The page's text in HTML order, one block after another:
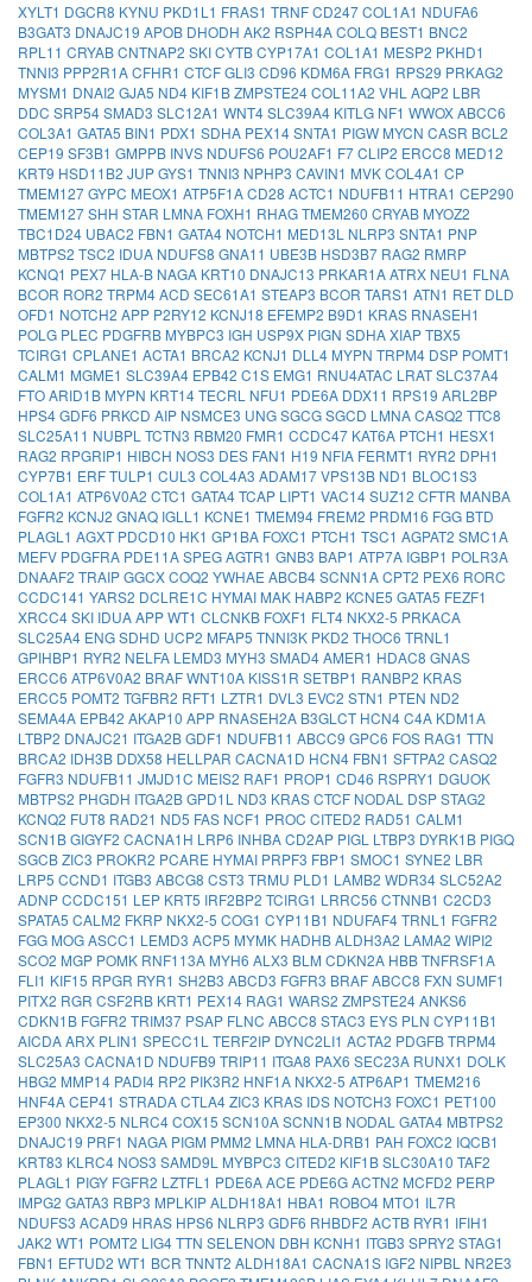
XYLT1 DGCR8 KYNU PKD1L1 FRAS1 TRNFCD247COL1A1 NDUFA6
B3GAT3 DNAJC19 APOB DHODH AK2 RSPH4ACOLQ BEST1 BNC2
RPL11 CRYABCNTNAP2 SKICYTBCYP17A1 COL1A1 MESP2 PKHD1
TNNI3 PPP2R1ACFHR1 CTCFGLI3 CD96 KDM6A FRG1 RPS29 PRKAG2
MYSM1 DNAI2 GJA5 ND4 KIF1BZMPSTE24COL11A2 VHL AQP2 LBR
DDC SRP54SMAD3 SLC12A1 WNT4SLC39A4 KITLG NF1 WWOXABCC6
COL3A1 GATA5 BIN1 PDX1 SDHA PEX14SNTA1 PIGW MYCN CASR BCL2
CEP19 SF3B1 GMPPB INVS NDUFS6 POU2AF1 F7CLIP2 ERCC8 MED12
KRT9 HSD11B2 JUPGYS1 TNNI3 NPHP3 CAVIN1 MVKCOL4A1 CP
TMEM127GYPC MEOX1 ATP5F1ACD28 ACTC1 NDUFB11 HTRA1 CEP290
TMEM127SHH STAR LMNA FOXH1 RHAGTMEM260 CRYAB MYOZ2
TBC1D24 UBAC2 FBN1 GATA4 NOTCH1 MED13L NLRP3 SNTA1 PNP
MBTPS2 TSC2 IDUA NDUFS8 GNA11 UBE3B HSD3B7 RAG2 RMRP
KCNQ1 PEX7 HLA-B NAGA KRT10 DNAJC13 PRKAR1AATRX NEU1 FLNA
BCOR ROR2 TRPM4ACD SEC61A1 STEAP3 BCOR TARS1 ATN1 RET DLD
OFD1 NOTCH2 APP P2RY12 KCNJ18 EFEMP2 B9D1 KRAS RNASEH1
POLG PLEC PDGFRB MYBPC3 IGH USP9X PIGN SDHAXIAPTBX5
TCIRG1 CPLANE1 ACTA1 BRCA2 KCNJ1 DLL4 MYPN TRPM4 DSP POMT1
CALM1 MGME1 SLC39A4 EPB42 C1S EMG1 RNU4ATAC LRATSLC37A4
FTOARID1B MYPN KRT14TECRL NFU1 PDE6A DDX11 RPS19 ARL2BP
HPS4GDF6 PRKCD AIP NSMCE3 UNGSGCGSGCD LMNACASQ2 TTC8
SLC25A11 NUBPL TCTN3 RBM20 FMR1 CCDC47 KAT6A PTCH1 HESX1
RAG2 RPGRIP1 HIBCH NOS3 DES FAN1 H19 NFIA FERMT1 RYR2 DPH1
CYP7B1 ERFTULP1 CUL3 COL4A3 ADAM17VPS13B ND1 BLOC1S3
COL1A1 ATP6V0A2 CTC1 GATA4TCAP LIPT1 VAC14SUZ12 CFTR MANBA
FGFR2 KCNJ2 GNAQ IGLL1 KCNE1 TMEM94 FREM2 PRDM16 FGG BTD
PLAGL1 AGXT PDCD10 HK1 GP1BA FOXC1 PTCH1 TSC1 AGPAT2 SMC1A
MEFV PDGFRA PDE11ASPEGAGTR1 GNB3 BAP1 ATP7A IGBP1 POLR3A
DNAAF2 TRAIPGGCXCOQ2 YWHAE ABCB4SCNN1ACPT2 PEX6 RORC
CCDC141 YARS2 DCLRE1C HYMAI MAK HABP2 KCNE5 GATA5 FEZF1
XRCC4SKI IDUAAPPWT1 CLCNKB FOXF1 FLT4 NKX2-5 PRKACA
SLC25A4 ENGSDHD UCP2 MFAP5 TNNI3K PKD2 THOC6 TRNL1
GPIHBP1 RYR2 NELFA LEMD3 MYH3 SMAD4AMER1 HDAC8 GNAS
ERCC6 ATP6V0A2 BRAFWNT10A KISS1R SETBP1 RANBP2 KRAS
ERCC5 POMT2 TGFBR2 RFT1 LZTR1 DVL3 EVC2 STN1 PTEN ND2
SEMA4A EPB42 AKAP10 APP RNASEH2A B3GLCT HCN4C4A KDM1A
LTBP2 DNAJC21 ITGA2BGDF1 NDUFB11 ABCC9 GPC6 FOS RAG1 TTN
BRCA2 IDH3B DDX58 HELLPAR CACNA1D HCN4 FBN1 SFTPA2 CASQ2
FGFR3 NDUFB11 JMJD1C MEIS2 RAF1 PROP1 CD46 RSPRY1 DGUOK
MBTPS2 PHGDH ITGA2BGPD1L ND3 KRASCTCF NODAL DSPSTAG2
KCNQ2 FUT8 RAD21 ND5 FAS NCF1 PROC CITED2 RAD51 CALM1
SCN1BGIGYF2 CACNA1H LRP6 INHBACD2AP PIGL LTBP3 DYRK1B PIGQ
SGCBZIC3 PROKR2 PCARE HYMAI PRPF3 FBP1 SMOC1 SYNE2 LBR
LRP5 CCND1 ITGB3 ABCG8 CST3 TRMU PLD1 LAMB2 WDR34SLC52A2
ADNPCCDC151 LEP KRT5 IRF2BP2 TCIRG1 LRRC56 CTNNB1 C2CD3
SPATA5 CALM2 FKRP NKX2-5 COG1 CYP11B1 NDUFAF4TRNL1 FGFR2
FGG MOGASCC1 LEMD3 ACP5 MYMK HADHBALDH3A2 LAMA2 WIPI2
SCO2 MGP POMK RNF113A MYH6 ALX3 BLM CDKN2A HBBTNFRSF1A
FLI1 KIF15 RPGR RYR1 SH2B3 ABCD3 FGFR3 BRAFABCC8 FXN SUMF1
PITX2 RGR CSF2RB KRT1 PEX14 RAG1 WARS2 ZMPSTE24ANKS6
CDKN1B FGFR2 TRIM37 PSAP FLNC ABCC8 STAC3 EYS PLN CYP11B1
AICDAARX PLIN1 SPECC1L TERF2IP DYNC2LI1 ACTA2 PDGFBTRPM4
SLC25A3 CACNA1D NDUFB9 TRIP11 ITGA8 PAX6 SEC23A RUNX1 DOLK
HBG2 MMP14 PADI4 RP2 PIK3R2 HNF1A NKX2-5 ATP6AP1 TMEM216
HNF4ACEP41 STRADACTLA4ZIC3 KRAS IDS NOTCH3 FOXC1 PET100
EP300 NKX2-5 NLRC4COX15 SCN10ASCNN1B NODAL GATA4 MBTPS2
DNAJC19 PRF1 NAGA PIGM PMM2 LMNA HLA-DRB1 PAH FOXC2 IQCB1
KRT83 KLRC4 NOS3 SAMD9L MYBPC3 CITED2 KIF1BSLC30A10 TAF2
PLAGL1 PIGY FGFR2 LZTFL1 PDE6AACE PDE6GACTN2 MCFD2 PERP
IMPG2 GATA3 RBP3 MPLKIPALDH18A1 HBA1 ROBO4 MTO1 IL7R
NDUFS3 ACAD9 HRAS HPS6 NLRP3 GDF6 RHBDF2 ACTB RYR1 IFIH1
JAK2 WT1 POMT2 LIG4TTN SELENON DBH KCNH1 ITGB3 SPRY2 STAG1
FBN1 EFTUD2 WT1 BCR TNNT2 ALDH18A1 CACNA1S IGF2 NIPBL NR2E3